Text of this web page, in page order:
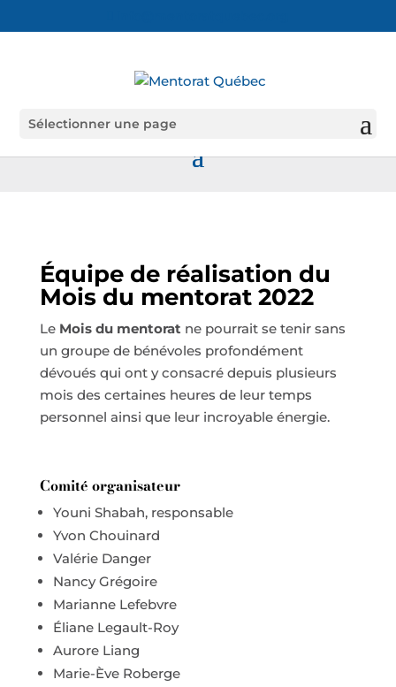
Sélectionner une page
Équipe de réalisation du
Mois du mentorat 2022
Le Mois du mentorat ne pourrait se tenir sans
un groupe de bénévoles profondément
dévoués qui ont y consacré depuis plusieurs
mois des certaines heures de leur temps
personnel ainsi que leur incroyable énergie.
Comité organisateur
Youni Shabah, responsable
Yvon Chouinard
Valérie Danger
Nancy Grégoire
Marianne Lefebvre
Éliane Legault-Roy
Aurore Liang
Marie-Ève Roberge